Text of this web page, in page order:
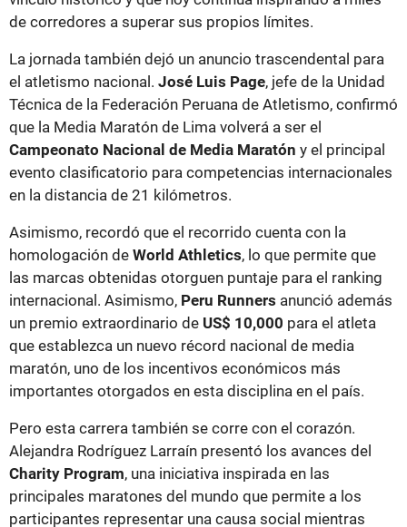
de corredores a superar sus propios límites.
La jornada también dejó un anuncio trascendental para
el atletismo nacional. José Luis Page, jefe de la Unidad
Técnica de la Federación Peruana de Atletismo, confirmó
que la Media Maratón de Lima volverá a ser el
Campeonato Nacional de Media Maratón y el principal
evento clasificatorio para competencias internacionales
en la distancia de 21 kilómetros.
Asimismo, recordó que el recorrido cuenta con la
homologación de World Athletics, lo que permite que
las marcas obtenidas otorguen puntaje para el ranking
internacional. Asimismo, Peru Runners anunció además
un premio extraordinario de US$ 10,000 para el atleta
que establezca un nuevo récord nacional de media
maratón, uno de los incentivos económicos más
importantes otorgados en esta disciplina en el país.
Pero esta carrera también se corre con el corazón.
Alejandra Rodríguez Larraín presentó los avances del
Charity Program, una iniciativa inspirada en las
principales maratones del mundo que permite a los
participantes representar una causa social mientras